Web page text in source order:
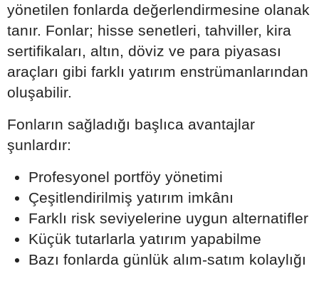
yönetilen fonlarda değerlendirmesine olanak
tanır. Fonlar; hisse senetleri, tahviller, kira
sertifikaları, altın, döviz ve para piyasası
araçları gibi farklı yatırım enstrümanlarından
oluşabilir.
Fonların sağladığı başlıca avantajlar
şunlardır:
Profesyonel portföy yönetimi
Çeşitlendirilmiş yatırım imkânı
Farklı risk seviyelerine uygun alternatifler
Küçük tutarlarla yatırım yapabilme
Bazı fonlarda günlük alım-satım kolaylığı